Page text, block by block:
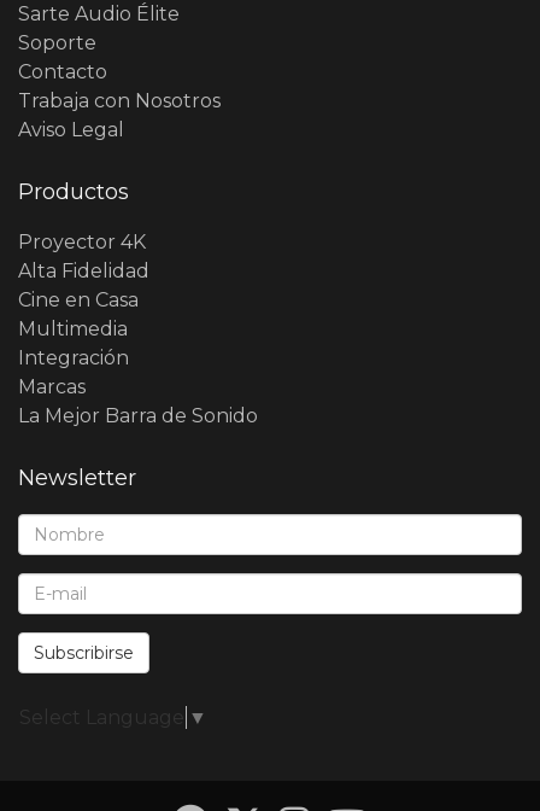
Sarte Audio Élite
Soporte
Contacto
Trabaja con Nosotros
Aviso Legal
Productos
Proyector 4K
Alta Fidelidad
Cine en Casa
Multimedia
Integración
Marcas
La Mejor Barra de Sonido
Newsletter
Nombre*:
E-Mail*:
Subscribirse
Select Language ▼